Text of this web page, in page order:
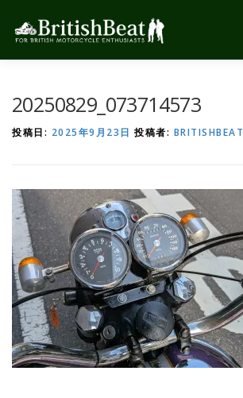
20250829_073714573
投稿日: 2025年9月23日 投稿者: BRITISHBEAT